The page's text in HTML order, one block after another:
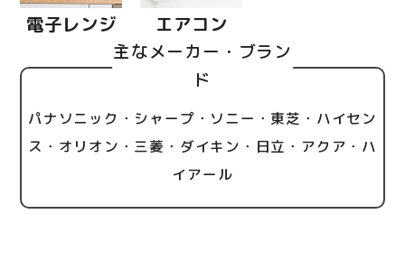
電子レンジ エアコン
主なメーカー・ブラン
ド
パナソニック・シャープ・ソニー・東芝・ハイセン
ス・オリオン・三菱・ダイキン・日立・アクア・ハ
イアール